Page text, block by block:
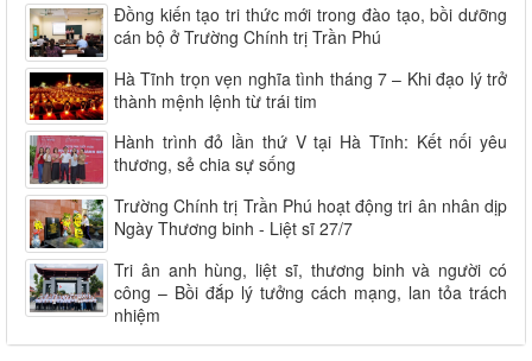
Đồng kiến tạo tri thức mới trong đào tạo, bồi dưỡng
cán bộ ở Trường Chính trị Trần Phú
Hà Tĩnh trọn vẹn nghĩa tình tháng 7 – Khi đạo lý trở
thành mệnh lệnh từ trái tim
Hành trình đỏ lần thứ V tại Hà Tĩnh: Kết nối yêu
thương, sẻ chia sự sống
Trường Chính trị Trần Phú hoạt động tri ân nhân dịp
Ngày Thương binh - Liệt sĩ 27/7
Tri ân anh hùng, liệt sĩ, thương binh và người có
công – Bồi đắp lý tưởng cách mạng, lan tỏa trách
nhiệm